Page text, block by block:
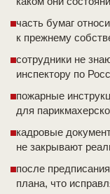
часть бумаг
к прежнему
сотрудники не
инспектору по
пожарные
для
кадровые
не закрывают
после
плана, что